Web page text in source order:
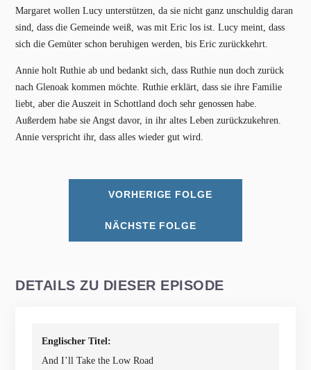
Margaret wollen Lucy unterstützen, da sie nicht ganz unschuldig daran
sind, dass die Gemeinde weiß, was mit Eric los ist. Lucy meint, dass
sich die Gemüter schon beruhigen werden, bis Eric zurückkehrt.
Annie holt Ruthie ab und bedankt sich, dass Ruthie nun doch zurück
nach Glenoak kommen möchte. Ruthie erklärt, dass sie ihre Familie
liebt, aber die Auszeit in Schottland doch sehr genossen habe.
Außerdem habe sie Angst davor, in ihr altes Leben zurückzukehren.
Annie verspricht ihr, dass alles wieder gut wird.
VORHERIGE FOLGE
NÄCHSTE FOLGE
DETAILS ZU DIESER EPISODE
Englischer Titel:
And I’ll Take the Low Road